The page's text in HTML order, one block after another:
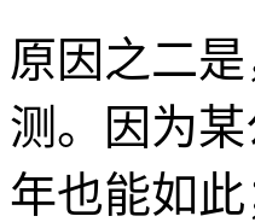
原因之二
测。因为
年也能如